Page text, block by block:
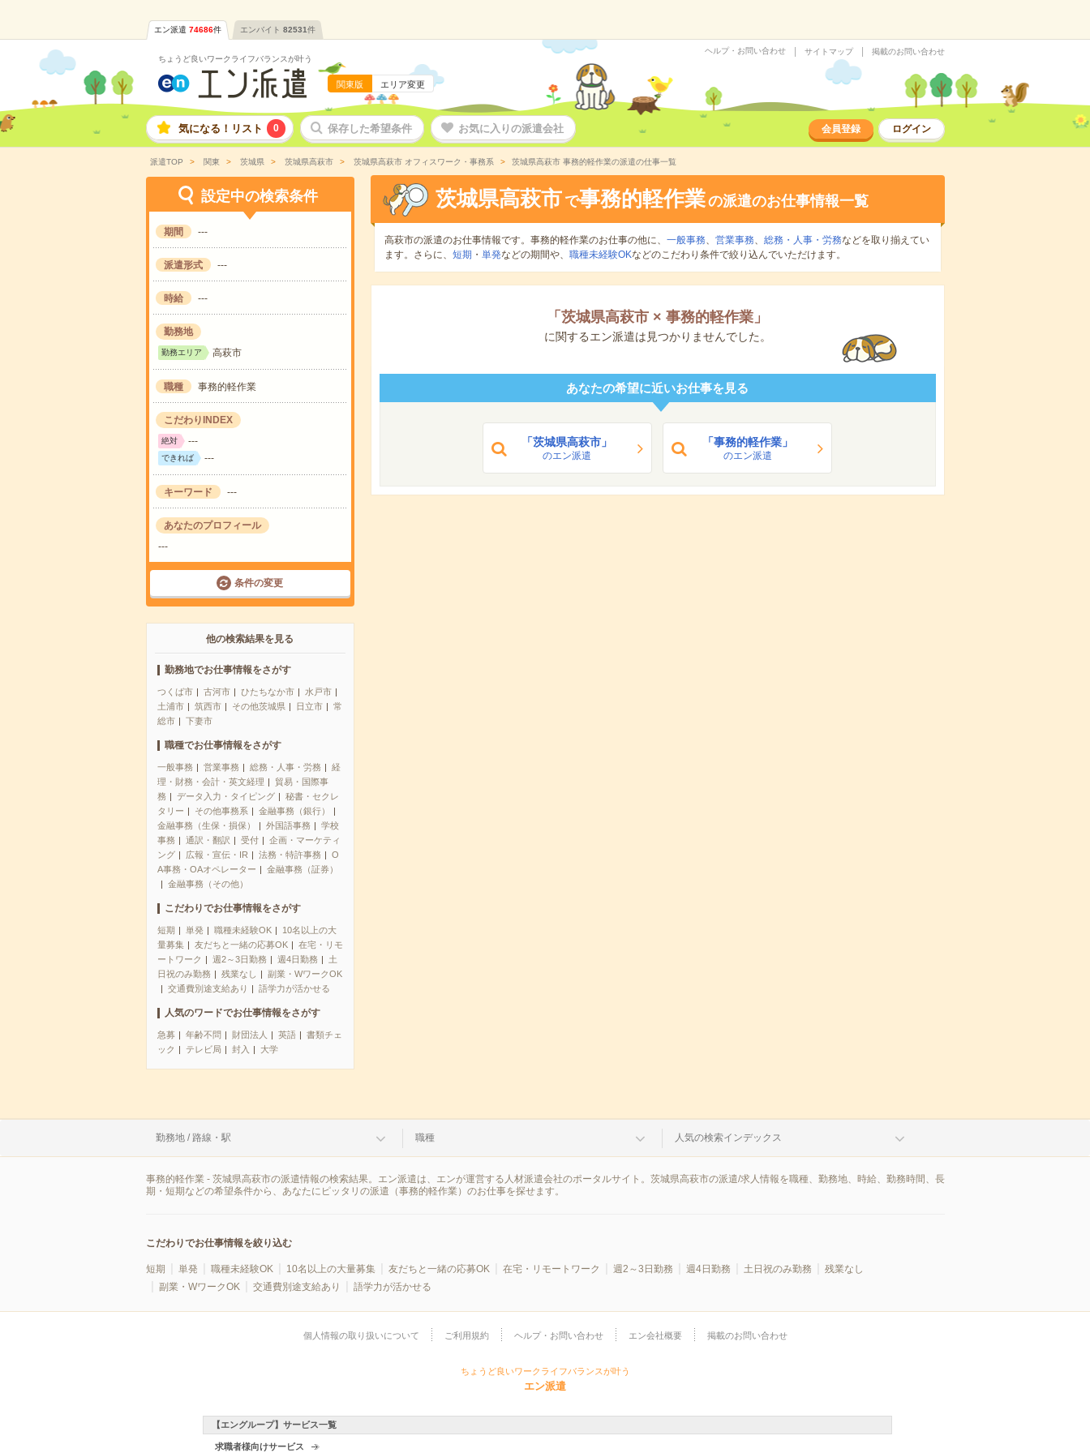
エン派遣 74686件 エンバイト 82531件
ちょうど良いワークライフバランスが叶う
関東版 エリア変更
ヘルプ・お問い合わせ サイトマップ 掲載のお問い合わせ
気になる！リスト 0 保存した希望条件 お気に入りの派遣会社 会員登録 ログイン
派遣TOP 関東 茨城県 茨城県高萩市 茨城県高萩市 オフィスワーク・事務系 茨城県高萩市 事務的軽作業の派遣の仕事一覧
設定中の検索条件
期間 ---
派遣形式 ---
時給 ---
勤務地
勤務エリア 高萩市
職種 事務的軽作業
こだわりINDEX
絶対 ---
できれば ---
キーワード ---
あなたのプロフィール
---
条件の変更
他の検索結果を見る
勤務地でお仕事情報をさがす
つくば市 古河市 ひたちなか市
水戸市
土浦市
筑西市 その他茨城県 日立市
常
総市
下妻市
職種でお仕事情報をさがす
一般事務 営業事務 総務・人事・労務
経
理・財務・会計・英文経理
貿易・国際事
務
データ入力・タイピング
秘書・セクレ
タリー
その他事務系
金融事務（銀行）
金融事務（生保・損保）
外国語事務
学校
事務
通訳・翻訳 受付
企画・マーケティ
ング
広報・宣伝・IR 法務・特許事務
O
A事務・OAオペレーター
金融事務（証券）
金融事務（その他）
こだわりでお仕事情報をさがす
短期 単発 職種未経験OK
10名以上の大
量募集
友だちと一緒の応募OK
在宅・リモ
ートワーク
週2～3日勤務 週4日勤務
土
日祝のみ勤務
残業なし
副業・WワークOK
交通費別途支給あり
語学力が活かせる
人気のワードでお仕事情報をさがす
急募 年齢不問 財団法人 英語
書類チェ
ック
テレビ局 封入 大学
茨城県高萩市 で事務的軽作業の派遣のお仕事情報一覧
高萩市の派遣のお仕事情報です。事務的軽作業のお仕事の他に、 一般事務、 営業事務、 総務・人事・労務などを取り揃えてい
ます。さらに、 短期 ・ 単発などの期間や、 職種未経験OKなどのこだわり条件で絞り込んでいただけます。
「 茨城県高萩市 × 事務的軽作業 」
に関するエン派遣は見つかりませんでした。
あなたの希望に近いお仕事を見る
「茨城県高萩市」
のエン派遣
「事務的軽作業」
のエン派遣
勤務地 / 路線・駅 職種 人気の検索インデックス
事務的軽作業 - 茨城県高萩市の派遣情報の検索結果。エン派遣は、エンが運営する人材派遣会社のポータルサイト。茨城県高萩市の派遣/求人情報を職種、勤務地、時給、勤務時間、長
期・短期などの希望条件から、あなたにピッタリの派遣（事務的軽作業）のお仕事を探せます。
こだわりでお仕事情報を絞り込む
短期 単発 職種未経験OK 10名以上の大量募集 友だちと一緒の応募OK 在宅・リモートワーク 週2～3日勤務 週4日勤務 土日祝のみ勤務
残業なし
副業・WワークOK
交通費別途支給あり 語学力が活かせる
個人情報の取り扱いについて ご利用規約 ヘルプ・お問い合わせ エン会社概要 掲載のお問い合わせ
ちょうど良いワークライフバランスが叶う
エン派遣
【エングループ】サービス一覧
求職者様向けサービス